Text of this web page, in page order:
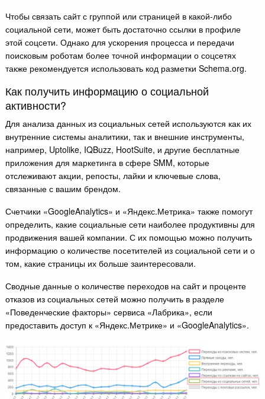
Чтобы связать сайт с группой или страницей в какой-либо
социальной сети, может быть достаточно ссылки в профиле
этой соцсети. Однако для ускорения процесса и передачи
поисковым роботам более точной информации о соцсетях
также рекомендуется использовать код разметки Schema.org.
Как получить информацию о социальной
активности?
Для анализа данных из социальных сетей используются как их
внутренние системы аналитики, так и внешние инструменты,
например, Uptolike, IQBuzz, HootSuite, и другие бесплатные
приложения для маркетинга в сфере SMM, которые
отслеживают акции, репосты, лайки и ключевые слова,
связанные с вашим брендом.
Счетчики «GoogleAnalytics» и «Яндекс.Метрика» также помогут
определить, какие социальные сети наиболее продуктивны для
продвижения вашей компании. С их помощью можно получить
информацию о количестве посетителей из социальной сети и о
том, какие страницы их больше заинтересовали.
Сводные данные о количестве переходов на сайт и проценте
отказов из социальных сетей можно получить в разделе
«Поведенческие факторы» сервиса «Лабрика», если
предоставить доступ к «Яндекс.Метрике» и «GoogleAnalytics».